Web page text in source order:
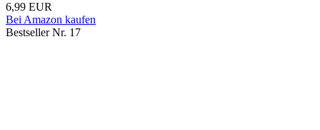
6,99 EUR
Bei Amazon kaufen
Bestseller Nr. 17